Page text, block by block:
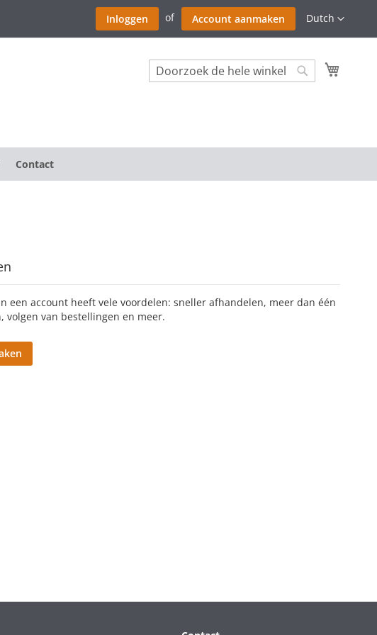
de
Taal
Dutch
Inloggen Account aanmaken
Search
Contact
een account heeft vele voordelen: sneller afhandelen, meer dan één
volgen van bestellingen en meer.